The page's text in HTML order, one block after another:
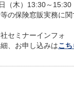
（木）13:30～15:30
等の保険窓販実務に
社セミナーインフォ
、お申し込みはこち